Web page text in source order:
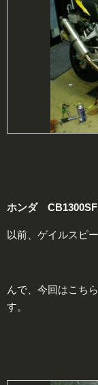
ホンダ CB1300SF
以前、ゲイルスピ
んで、今回はこち
す。